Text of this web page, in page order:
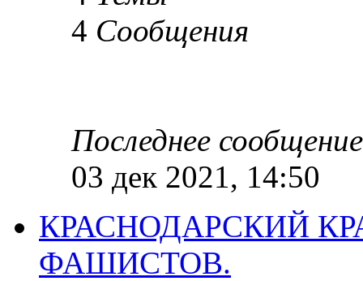
4 Сообщения
Последнее сообщение
03 дек 2021, 14:50
КРАСНОДАРСКИЙ
ФАШИСТОВ.